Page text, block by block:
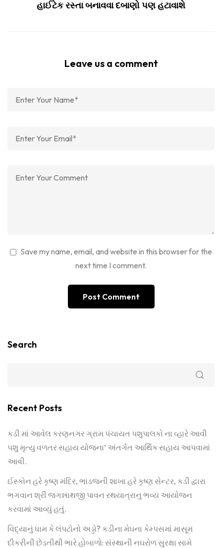
હાઈટેક રસ્તા બનાવવા દબાણો પણ હટાવાશે
Leave us a comment
Save my name, email, and website in this browser for the
next time I comment.
Search
Recent Posts
કડી માં આવેલ કરણનગર ગ્રામ પંચાયત પશુપાલકો ના વ્હારે આવી
પશુ મૃત્યુ વળતર સહાય યોજના’ અંતર્ગત આર્થિક સહાય આપવામાં
આવી.
ઈસ્કોન હરે કૃષ્ણ મંદિર, ભાડજની શાખા હરે કૃષ્ણ સેન્ટર, કડી દ્વારા
ભગવાન શ્રી જગન્નાથજી પાવન રથયાત્રાનુ ભવ્ય આયોજન
કરવામાં આવ્યું હતું.
વિદ્યાનું ધામ કે લંપટોનો અડ્ડો? કડીના મેઘના કેમ્પસમાં માસૂમ
દીકરીની છેડતીથી ભારે હોબાળો: સંસ્થાની નઘરોળ સુરક્ષા સામે